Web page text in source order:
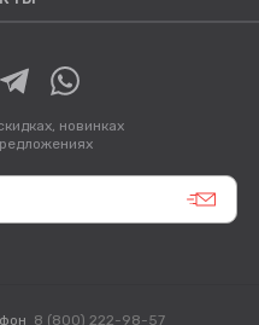
новинках
8 (800) 222-98-57